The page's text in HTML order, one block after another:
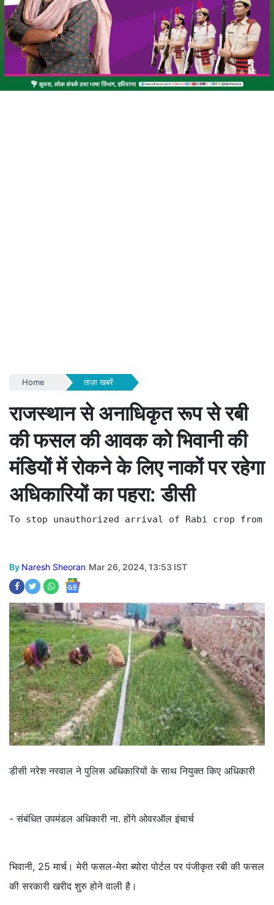
Home ताज़ा खबरें
राजस्थान से अनाधिकृत रूप से रबी
की फसल की आवक को भिवानी की
मंडियों में रोकने के लिए नाकों पर रहेगा
अधिकारियों का पहरा: डीसी
To stop unauthorized arrival of Rabi crop
By Naresh Sheoran Mar 26, 2024, 13:53 IST
डीसी नरेश नरवाल ने पुलिस अधिकारियों के साथ नियुक्त किए अधिकारी
- संबंधित उपमंडल अधिकारी ना. होंगे ओवरऑल इंचार्च
भिवानी, 25 मार्च। मेरी फसल-मेरा ब्योरा पोर्टल पर पंजीकृत रबी की फसल
की सरकारी खरीद शुरु होने वाली है।